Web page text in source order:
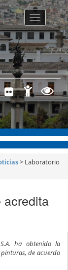
Toggle
> Laboratorio
acredita
ha obtenido la
de acuerdo